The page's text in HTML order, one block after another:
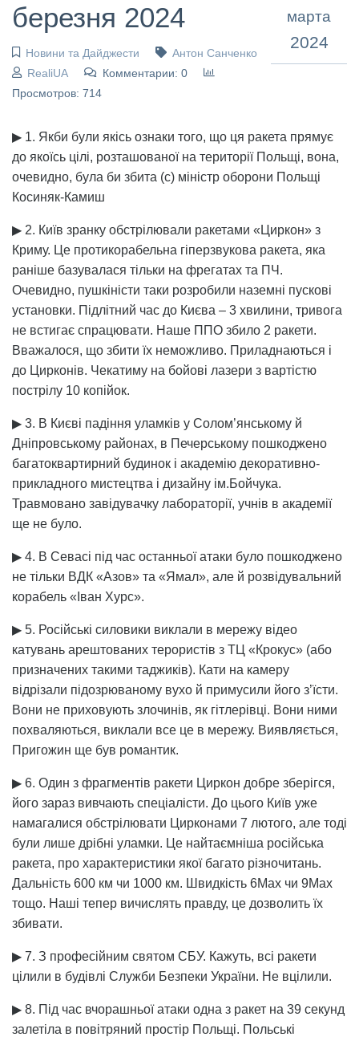
березня 2024
Новини та Дайджести
Антон Санченко
RealiUA
Комментарии: 0
Просмотров: 714
марта
2024
▶ 1. Якби були якісь ознаки того, що ця ракета прямує
до якоїсь цілі, розташованої на території Польщі, вона,
очевидно, була би збита (с) міністр оборони Польщі
Косиняк-Камиш
▶ 2. Київ зранку обстрілювали ракетами «Циркон» з
Криму. Це протикорабельна гіперзвукова ракета, яка
раніше базувалася тільки на фрегатах та ПЧ.
Очевидно, пушкіністи таки розробили наземні пускові
установки. Підлітний час до Києва – 3 хвилини, тривога
не встигає спрацювати. Наше ППО збило 2 ракети.
Вважалося, що збити їх неможливо. Приладнаються і
до Цирконів. Чекатиму на бойові лазери з вартістю
пострілу 10 копійок.
▶ 3. В Києві падіння уламків у Солом’янському й
Дніпровському районах, в Печерському пошкоджено
багатоквартирний будинок і академію декоративно-
прикладного мистецтва і дизайну ім.Бойчука.
Травмовано завідувачку лабораторії, учнів в академії
ще не було.
▶ 4. В Севасі під час останньої атаки було пошкоджено
не тільки ВДК «Азов» та «Ямал», але й розвідувальний
корабель «Іван Хурс».
▶ 5. Російські силовики виклали в мережу відео
катувань арештованих терористів з ТЦ «Крокус» (або
призначених такими таджиків). Кати на камеру
відрізали підозрюваному вухо й примусили його з’їсти.
Вони не приховують злочинів, як гітлерівці. Вони ними
похваляються, виклали все це в мережу. Виявляється,
Пригожин ще був романтик.
▶ 6. Один з фрагментів ракети Циркон добре зберігся,
його зараз вивчають спеціалісти. До цього Київ уже
намагалися обстрілювати Цирконами 7 лютого, але тоді
були лише дрібні уламки. Це найтаємніша російська
ракета, про характеристики якої багато різночитань.
Дальність 600 км чи 1000 км. Швидкість 6Мах чи 9Мах
тощо. Наші тепер вичислять правду, це дозволить їх
збивати.
▶ 7. З професійним святом СБУ. Кажуть, всі ракети
цілили в будівлі Служби Безпеки України. Не вцілили.
▶ 8. Під час вчорашньої атаки одна з ракет на 39 секунд
залетіла в повітряний простір Польщі. Польські